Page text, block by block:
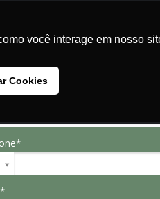
você interage em nosso
Cookies